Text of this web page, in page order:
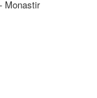
Monastir